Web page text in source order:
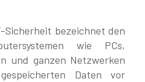
Sicherheit bezeichnet den
wie PCs,
und ganzen Netzwerken
Daten vor